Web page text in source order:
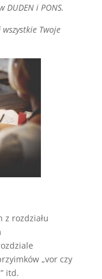
DUDEN i PONS.
Twoje
z rozdziału
„vor czy
itd.